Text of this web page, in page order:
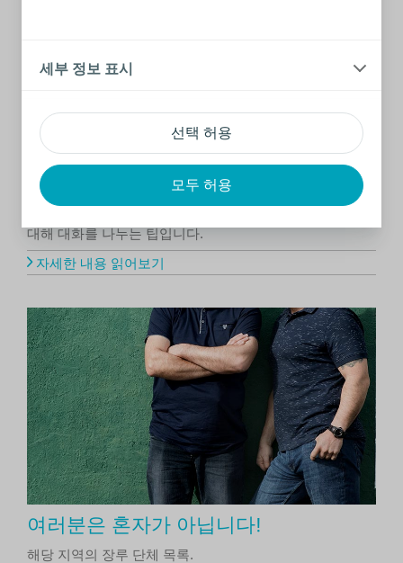
선택 허용
모두 허용
세부 정보 표시
장루에 대해 이야기하는 방법
장루에 대해 다른 사람과 이야기하는 것이 두렵습니까? 아
이들에게 무슨 말을 해야 할지 모르겠나요? 다음은 장루에
대해 대화를 나누는 팁입니다.
자세한 내용 읽어보기
여러분은 혼자가 아닙니다!
해당 지역의 장루 단체 목록.